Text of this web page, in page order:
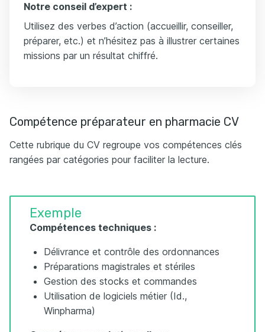
Notre conseil d’expert :
Utilisez des verbes d’action (accueillir, conseiller,
préparer, etc.) et n’hésitez pas à illustrer certaines
missions par un résultat chiffré.
Compétence préparateur en pharmacie CV
Cette rubrique du CV regroupe vos compétences clés
rangées par catégories pour faciliter la lecture.
Exemple
Compétences techniques :
Délivrance et contrôle des ordonnances
Préparations magistrales et stériles
Gestion des stocks et commandes
Utilisation de logiciels métier (Id.,
Winpharma)